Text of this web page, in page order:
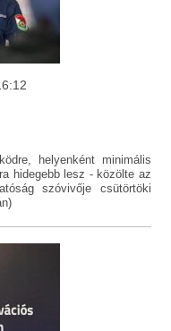
helyenként minimális
hidegebb lesz - közölte az
szóvivője csütörtöki